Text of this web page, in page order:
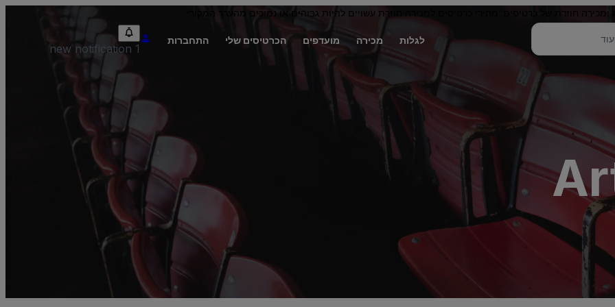
ומכירה חוזרת של כרטיסים. מחירי כרטיסים למכירה חוזרת עשויים להיות גבוהים או נמוכים מהערך המקורי.
לגלות מכירה מועדפים הכרטיסים שלי התחברות
1 new notification